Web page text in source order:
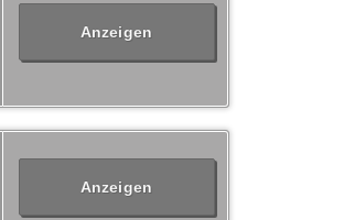
Anzeigen
Anzeigen